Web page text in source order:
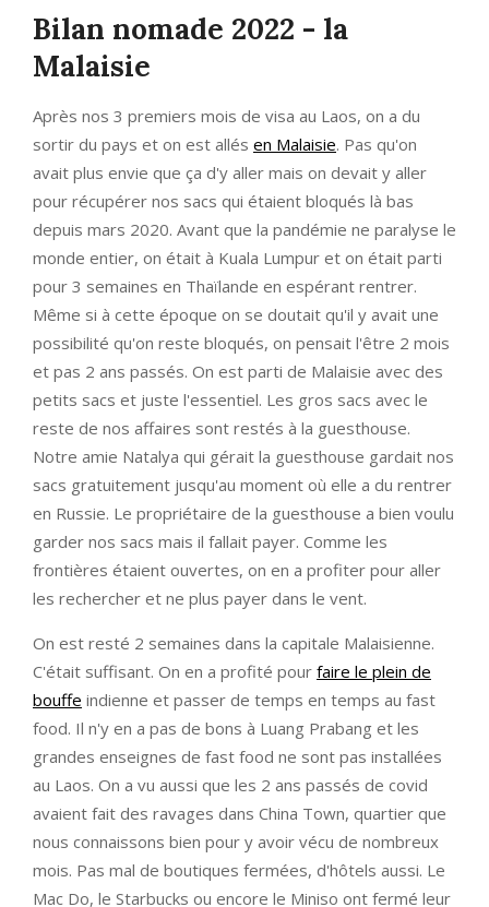
Bilan nomade 2022 - la
Malaisie
Après nos 3 premiers mois de visa au Laos, on a du
sortir du pays et on est allés en Malaisie. Pas qu'on
avait plus envie que ça d'y aller mais on devait y aller
pour récupérer nos sacs qui étaient bloqués là bas
depuis mars 2020. Avant que la pandémie ne paralyse le
monde entier, on était à Kuala Lumpur et on était parti
pour 3 semaines en Thaïlande en espérant rentrer.
Même si à cette époque on se doutait qu'il y avait une
possibilité qu'on reste bloqués, on pensait l'être 2 mois
et pas 2 ans passés. On est parti de Malaisie avec des
petits sacs et juste l'essentiel. Les gros sacs avec le
reste de nos affaires sont restés à la guesthouse.
Notre amie Natalya qui gérait la guesthouse gardait nos
sacs gratuitement jusqu'au moment où elle a du rentrer
en Russie. Le propriétaire de la guesthouse a bien voulu
garder nos sacs mais il fallait payer. Comme les
frontières étaient ouvertes, on en a profiter pour aller
les rechercher et ne plus payer dans le vent.
On est resté 2 semaines dans la capitale Malaisienne.
C'était suffisant. On en a profité pour faire le plein de
bouffe indienne et passer de temps en temps au fast
food. Il n'y en a pas de bons à Luang Prabang et les
grandes enseignes de fast food ne sont pas installées
au Laos. On a vu aussi que les 2 ans passés de covid
avaient fait des ravages dans China Town, quartier que
nous connaissons bien pour y avoir vécu de nombreux
mois. Pas mal de boutiques fermées, d'hôtels aussi. Le
Mac Do, le Starbucks ou encore le Miniso ont fermé leur